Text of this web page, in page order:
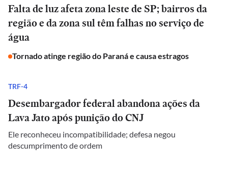
Falta de luz afeta zona leste de SP; bairros da
região e da zona sul têm falhas no serviço de
água
Tornado atinge região do Paraná e causa estragos
TRF-4
Desembargador federal abandona ações da
Lava Jato após punição do CNJ
Ele reconheceu incompatibilidade; defesa negou
descumprimento de ordem